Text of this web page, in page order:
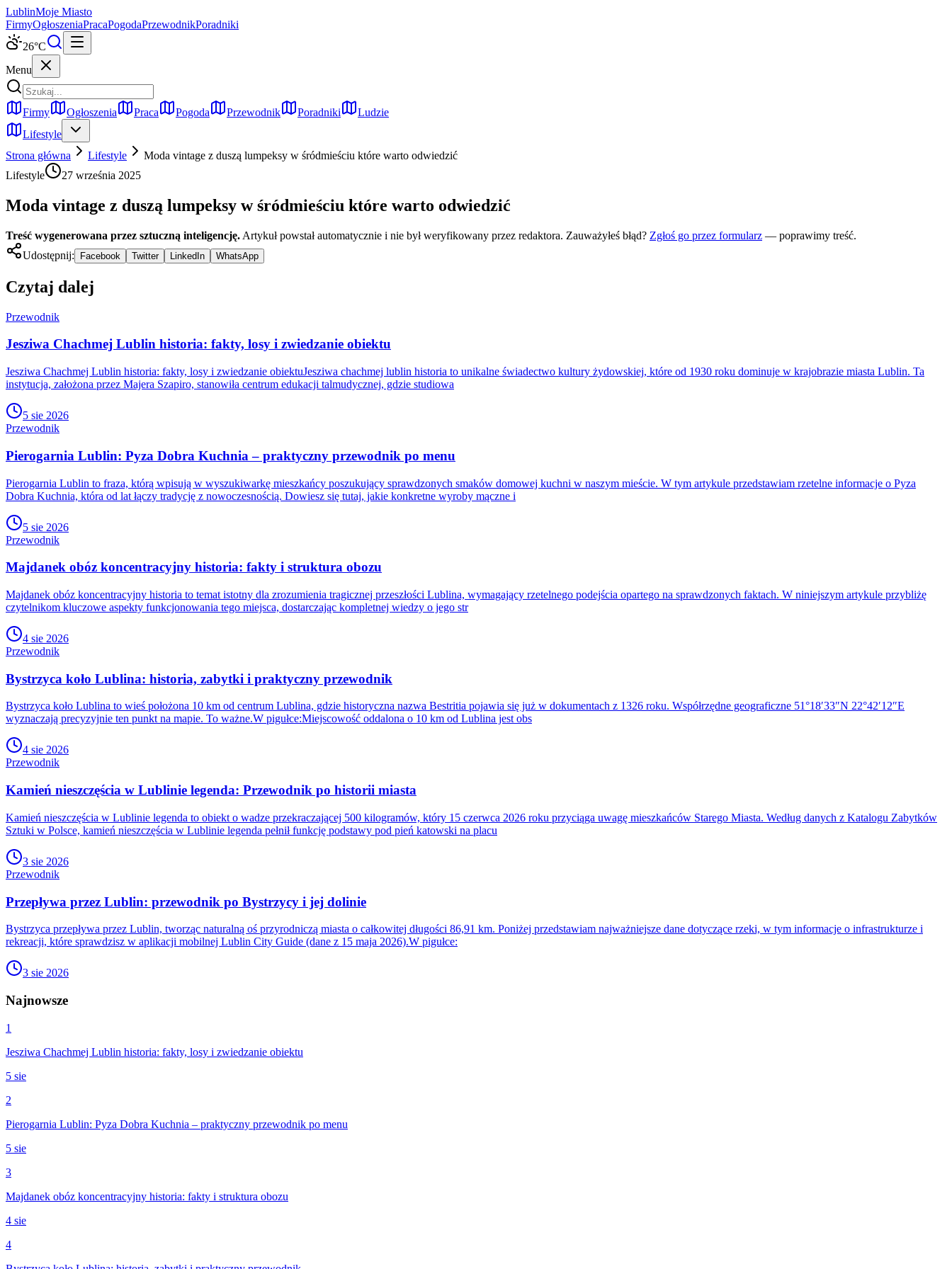
LublinMoje Miasto
FirmyOgłoszeniaPracaPogodaPrzewodnikPoradniki
26°C
Menu
Firmy Ogłoszenia Praca Pogoda Przewodnik Poradniki
Ludzie
Lifestyle
Strona główna
Lifestyle
Moda vintage z duszą lumpeksy w śródmieściu które warto odwiedzić
Lifestyle
27 września 2025
Moda vintage z duszą lumpeksy w śródmieściu które warto odwiedzić
Treść wygenerowana przez sztuczną inteligencję. Artykuł powstał automatycznie i nie był weryfikowany przez redaktora. Zauważyłeś błąd? Zgłoś go przez formularz — poprawimy treść.
Udostępnij:
Facebook Twitter LinkedIn WhatsApp
Czytaj dalej
Przewodnik
Jesziwa Chachmej Lublin historia: fakty, losy i zwiedzanie obiektu
Jesziwa Chachmej Lublin historia: fakty, losy i zwiedzanie obiektuJesziwa chachmej lublin historia to unikalne świadectwo kultury żydowskiej, które od 1930 roku dominuje w krajobrazie miasta Lublin. Ta
instytucja, założona przez Majera Szapiro, stanowiła centrum edukacji talmudycznej, gdzie studiowa
5 sie 2026
Przewodnik
Pierogarnia Lublin: Pyza Dobra Kuchnia – praktyczny przewodnik po menu
Pierogarnia Lublin to fraza, którą wpisują w wyszukiwarkę mieszkańcy poszukujący sprawdzonych smaków domowej kuchni w naszym mieście. W tym artykule przedstawiam rzetelne informacje o Pyza
Dobra Kuchnia, która od lat łączy tradycję z nowoczesnością. Dowiesz się tutaj, jakie konkretne wyroby mączne i
5 sie 2026
Przewodnik
Majdanek obóz koncentracyjny historia: fakty i struktura obozu
Majdanek obóz koncentracyjny historia to temat istotny dla zrozumienia tragicznej przeszłości Lublina, wymagający rzetelnego podejścia opartego na sprawdzonych faktach. W niniejszym artykule przybliżę
czytelnikom kluczowe aspekty funkcjonowania tego miejsca, dostarczając kompletnej wiedzy o jego str
4 sie 2026
Przewodnik
Bystrzyca koło Lublina: historia, zabytki i praktyczny przewodnik
Bystrzyca koło Lublina to wieś położona 10 km od centrum Lublina, gdzie historyczna nazwa Bestritia pojawia się już w dokumentach z 1326 roku. Współrzędne geograficzne 51°18′33″N 22°42′12″E
wyznaczają precyzyjnie ten punkt na mapie. To ważne.W pigułce:Miejscowość oddalona o 10 km od Lublina jest obs
4 sie 2026
Przewodnik
Kamień nieszczęścia w Lublinie legenda: Przewodnik po historii miasta
Kamień nieszczęścia w Lublinie legenda to obiekt o wadze przekraczającej 500 kilogramów, który 15 czerwca 2026 roku przyciąga uwagę mieszkańców Starego Miasta. Według danych z Katalogu Zabytków
Sztuki w Polsce, kamień nieszczęścia w Lublinie legenda pełnił funkcję podstawy pod pień katowski na placu
3 sie 2026
Przewodnik
Przepływa przez Lublin: przewodnik po Bystrzycy i jej dolinie
Bystrzyca przepływa przez Lublin, tworząc naturalną oś przyrodniczą miasta o całkowitej długości 86,91 km. Poniżej przedstawiam najważniejsze dane dotyczące rzeki, w tym informacje o infrastrukturze i
rekreacji, które sprawdzisz w aplikacji mobilnej Lublin City Guide (dane z 15 maja 2026).W pigułce:
3 sie 2026
Najnowsze
1
Jesziwa Chachmej Lublin historia: fakty, losy i zwiedzanie obiektu
5 sie
2
Pierogarnia Lublin: Pyza Dobra Kuchnia – praktyczny przewodnik po menu
5 sie
3
Majdanek obóz koncentracyjny historia: fakty i struktura obozu
4 sie
4